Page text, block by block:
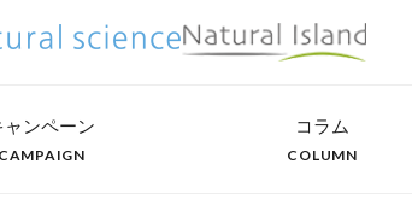
ャンペーン
CAMPAIGN
コラム
COLUMN